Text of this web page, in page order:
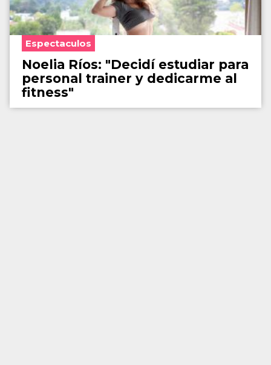
Espectaculos
Noelia Ríos: "Decidí estudiar para
personal trainer y dedicarme al
fitness"